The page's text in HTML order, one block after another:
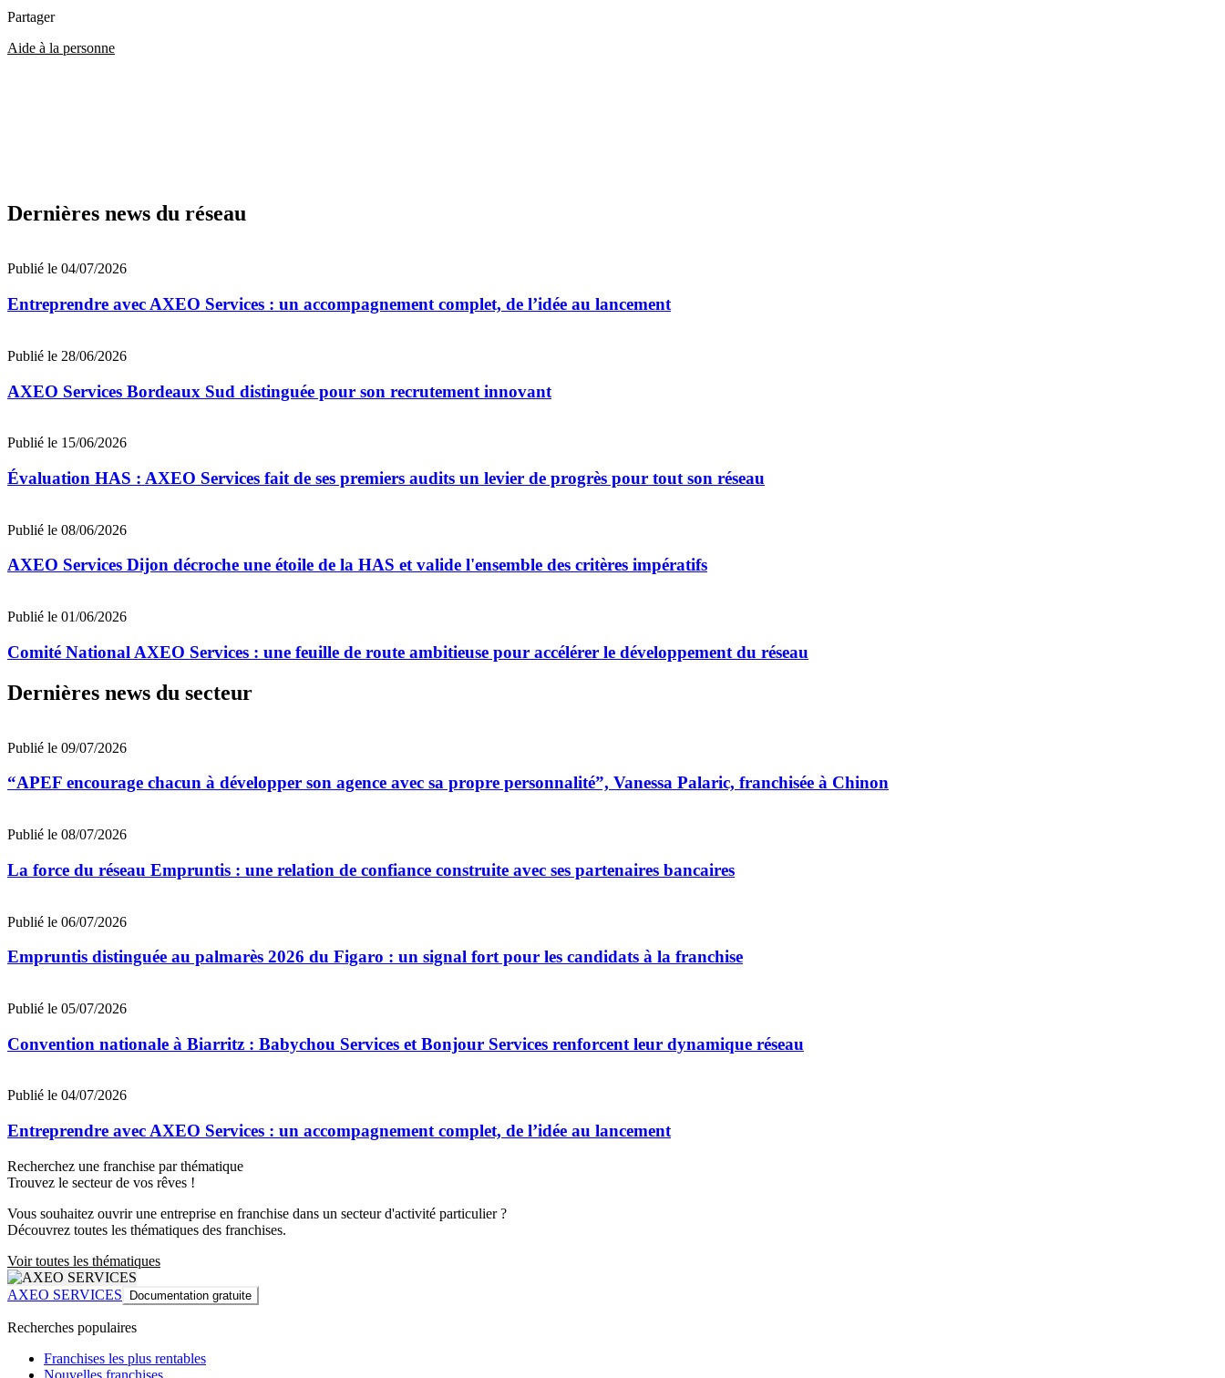
Partager
Aide à la personne
Dernières news du réseau
Publié le 04/07/2026
Entreprendre avec AXEO Services : un accompagnement complet, de l’idée au lancement
Publié le 28/06/2026
AXEO Services Bordeaux Sud distinguée pour son recrutement innovant
Publié le 15/06/2026
Évaluation HAS : AXEO Services fait de ses premiers audits un levier de progrès pour tout son réseau
Publié le 08/06/2026
AXEO Services Dijon décroche une étoile de la HAS et valide l'ensemble des critères impératifs
Publié le 01/06/2026
Comité National AXEO Services : une feuille de route ambitieuse pour accélérer le développement du réseau
Dernières news du secteur
Publié le 09/07/2026
“APEF encourage chacun à développer son agence avec sa propre personnalité”, Vanessa Palaric, franchisée à Chinon
Publié le 08/07/2026
La force du réseau Empruntis : une relation de confiance construite avec ses partenaires bancaires
Publié le 06/07/2026
Empruntis distinguée au palmarès 2026 du Figaro : un signal fort pour les candidats à la franchise
Publié le 05/07/2026
Convention nationale à Biarritz : Babychou Services et Bonjour Services renforcent leur dynamique réseau
Publié le 04/07/2026
Entreprendre avec AXEO Services : un accompagnement complet, de l’idée au lancement
Recherchez une franchise par thématique
Trouvez le secteur de vos rêves !
Vous souhaitez ouvrir une entreprise en franchise dans un secteur d'activité particulier ?
Découvrez toutes les thématiques des franchises.
Voir toutes les thématiques
AXEO SERVICES Documentation gratuite
Recherches populaires
Franchises les plus rentables
Nouvelles franchises